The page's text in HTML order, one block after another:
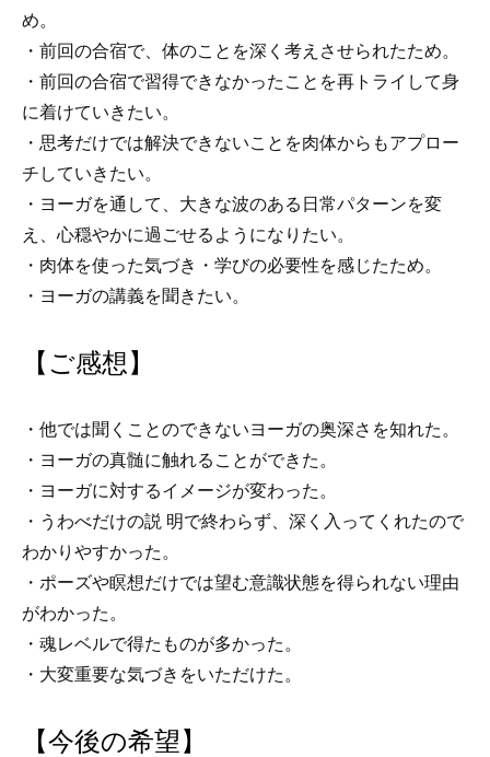
め。
・前回の合宿で、体のことを深く考えさせられたため。
・前回の合宿で習得できなかったことを再トライして身
に着けていきたい。
・思考だけでは解決できないことを肉体からもアプロー
チしていきたい。
・ヨーガを通して、大きな波のある日常パターンを変
え、心穏やかに過ごせるようになりたい。
・肉体を使った気づき・学びの必要性を感じたため。
・ヨーガの講義を聞きたい。
【ご感想】
・他では聞くことのできないヨーガの奥深さを知れた。
・ヨーガの真髄に触れることができた。
・ヨーガに対するイメージが変わった。
・うわべだけの説 明で終わらず、深く入ってくれたので
わかりやすかった。
・ポーズや瞑想だけでは望む意識状態を得られない理由
がわかった。
・魂レベルで得たものが多かった。
・大変重要な気づきをいただけた。
【今後の希望】